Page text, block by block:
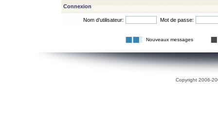
Connexion
Nom d’utilisateur: Mot de passe:
Nouveaux messages
Copyright 2006-